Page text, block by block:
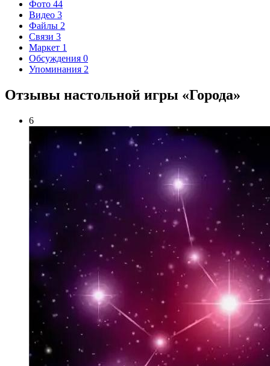
Фото 44
Видео 3
Файлы 2
Связи 3
Маркет 1
Обсуждения 0
Упоминания 2
Отзывы настольной игры «Города»
6